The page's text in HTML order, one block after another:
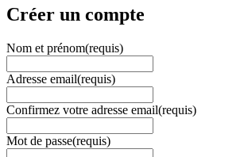
Créer un compte
Nom et prénom(requis)
Adresse email(requis)
Confirmez votre adresse email(requis)
Mot de passe(requis)